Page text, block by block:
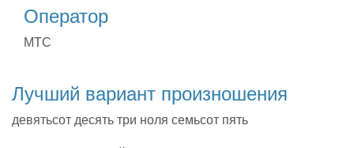
Оператор
МТС
Лучший вариант произношения
девятьсот десять три ноля семьсот пять